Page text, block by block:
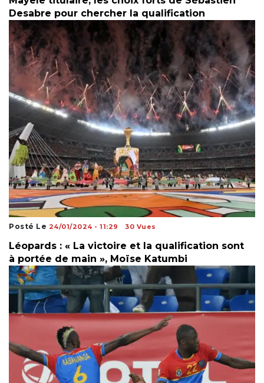
Desabre pour chercher la qualification
Posté Le 24/01/2024 - 11:29 30 Vues
Léopards : « La victoire et la qualification sont
à portée de main », Moïse Katumbi